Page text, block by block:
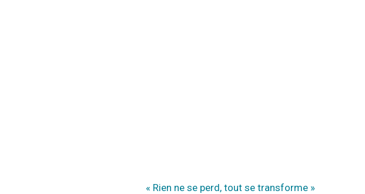
« Rien ne se perd, tout se transforme »